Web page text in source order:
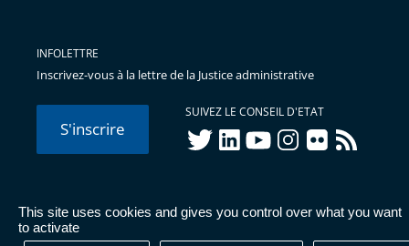
This site uses cookies and gives you control over what you want
to activate
INFOLETTRE
Inscrivez-vous à la lettre de la Justice administrative
S'inscrire
SUIVEZ LE CONSEIL D'ETAT
twitterlinkedInyoutubeinstagram
flickr rss
© Conseil d'État 2026 - Mentions légales
Données
personnelles-Publications administratives-Accessibilité :